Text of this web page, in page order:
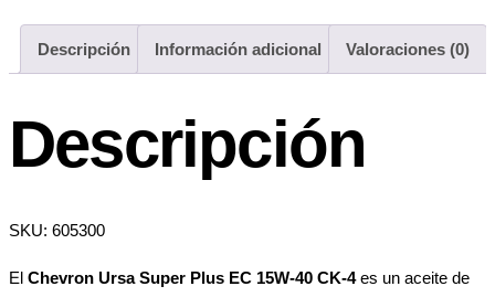
Descripción Información adicional Valoraciones (0)
Descripción
SKU: 605300
El Chevron Ursa Super Plus EC 15W-40 CK-4es un aceite de